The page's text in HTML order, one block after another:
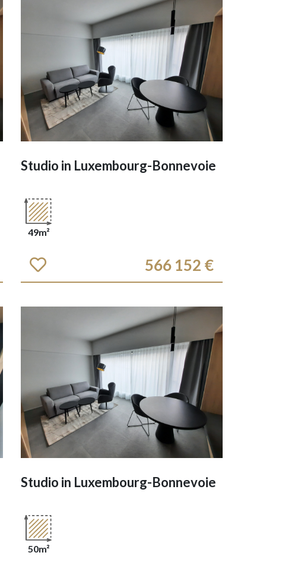
Studio in Luxembourg-Bonnevoie
49m²
566 152 €
Studio in Luxembourg-Bonnevoie
50m²